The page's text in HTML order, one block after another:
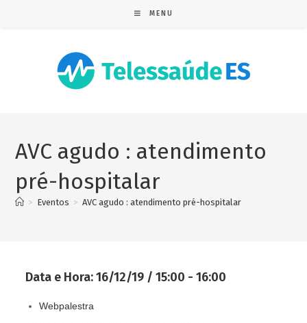
MENU
AVC agudo : atendimento
pré-hospitalar
> Eventos > AVC agudo : atendimento pré-hospitalar
Data e Hora:16/12/19 / 15:00 - 16:00
Webpalestra